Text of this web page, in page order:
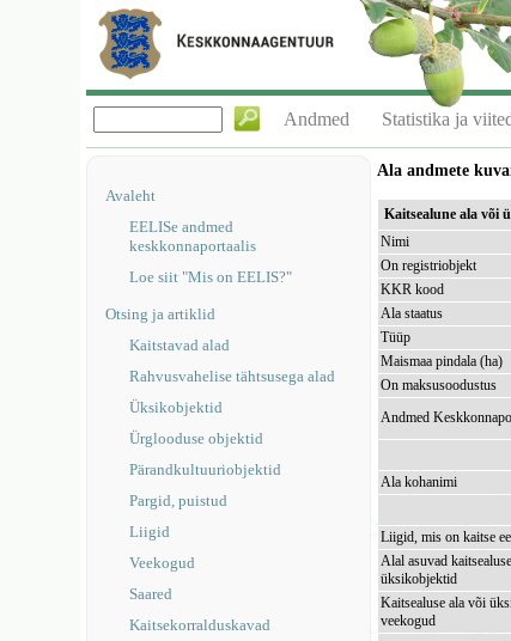
Andmed Statistika ja
Avaleht
EELISe andmed
keskkonnaportaalis
Loe siit "Mis on EELIS?"
Otsing ja artiklid
Kaitstavad alad
Rahvusvahelise tähtsusega alad
Üksikobjektid
Ürglooduse objektid
Pärandkultuuriobjektid
Pargid, puistud
Liigid
Veekogud
Saared
Kaitsekorralduskavad
Ala andmete
Kaitsealune ala või
Nimi
On registriobjekt
KKR kood
Ala staatus
Tüüp
Maismaa pindala (ha)
On maksusoodustus
Andmed
Ala kohanimi
Liigid, mis on kaitse
Alal asuvad
üksikobjektid
Kaitsealuse ala või
veekogud